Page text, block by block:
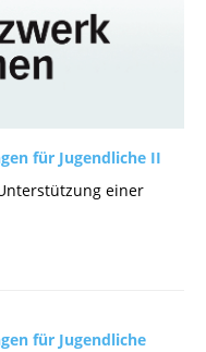
für Jugendliche II
einer
für Jugendliche